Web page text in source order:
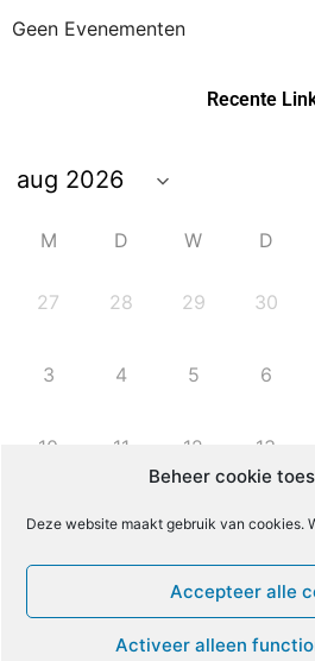
Beheer cookie
Deze website maakt gebruik van cookies.
Accepteer alle
Activeer alleen
Geen Evenementen
Recente
M D W D
27 28 29 30
3 4 5 6
10 11 12 13
17 18 19 20
26 27